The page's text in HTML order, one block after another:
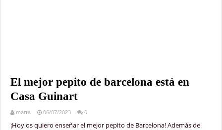
El mejor pepito de barcelona está en
Casa Guinart
marta 06/07/2023 0
¡Hoy os quiero enseñar el mejor pepito de Barcelona! Además de